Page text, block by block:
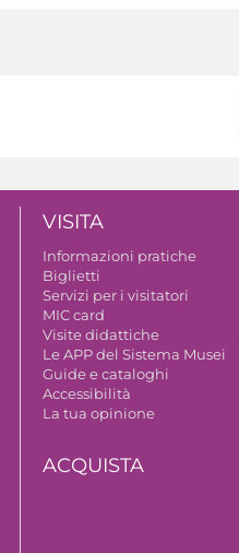
VISITA
Informazioni pratiche
Biglietti
Servizi per i visitatori
MIC card
Visite didattiche
Le APP del Sistema Musei
Guide e cataloghi
Accessibilità
La tua opinione
ACQUISTA